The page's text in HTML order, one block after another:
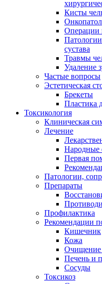
Кисты
Операции
сустава
Травмы
Удаление
Частые вопросы
Эстетическая
Брекеты
Пластика
Токсикология
Клиническая
Лечение
Народные
Первая
Патологии,
Препараты
Профилактика
Рекомендации
Кишечник
Кожа
Очищение
Печень и
Сосуды
Токсикоз